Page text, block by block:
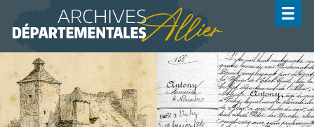
Archives de l'Allier